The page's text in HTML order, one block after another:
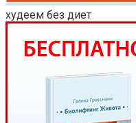
худеем без диет